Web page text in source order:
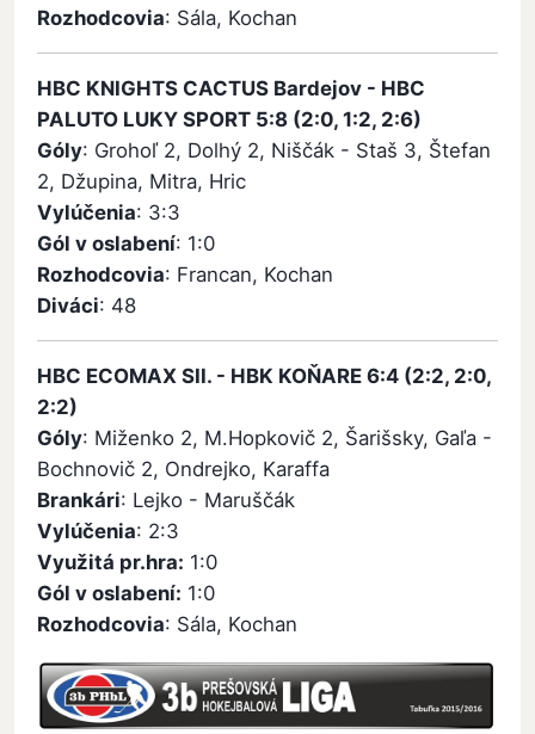
Rozhodcovia: Sála, Kochan
HBC KNIGHTS CACTUS Bardejov - HBC
PALUTO LUKY SPORT 5:8 (2:0, 1:2, 2:6)
Góly: Grohoľ 2, Dolhý 2, Niščák - Staš 3, Štefan
2, Džupina, Mitra, Hric
Vylúčenia: 3:3
Gól v oslabení: 1:0
Rozhodcovia: Francan, Kochan
Diváci: 48
HBC ECOMAX SII. - HBK KOŇARE 6:4 (2:2, 2:0,
2:2)
Góly: Miženko 2, M.Hopkovič 2, Šarišsky, Gaľa -
Bochnovič 2, Ondrejko, Karaffa
Brankári: Lejko - Maruščák
Vylúčenia: 2:3
Využitá pr.hra: 1:0
Gól v oslabení: 1:0
Rozhodcovia: Sála, Kochan